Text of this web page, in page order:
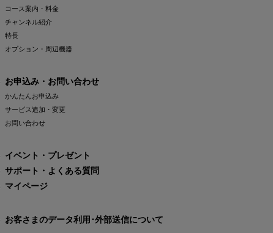
コース案内・料金
チャンネル紹介
特長
オプション・周辺機器
お申込み・お問い合わせ
かんたんお申込み
サービス追加・変更
お問い合わせ
イベント・プレゼント
サポート・よくある質問
マイページ
お客さまのデータ利用･外部送信について